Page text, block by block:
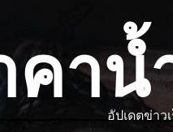
คาน้
อัปเดตข่าว